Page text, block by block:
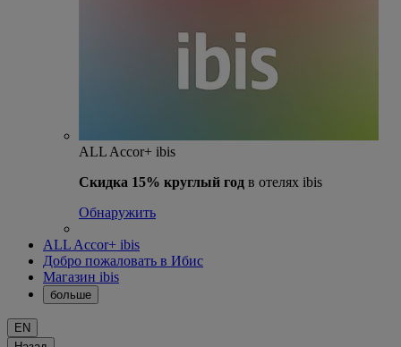
ALL Accor+ ibis
Скидка 15% круглый год в отелях ibis
Обнаружить
ALL Accor+ ibis
Добро пожаловать в Ибис
Магазин ibis
больше
EN